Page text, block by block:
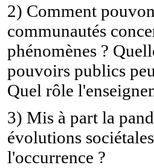
2) Comment
communautés
phénomènes ?
pouvoirs publics
Quel rôle
3) Mis à part la
évolutions
l'occurrence ?